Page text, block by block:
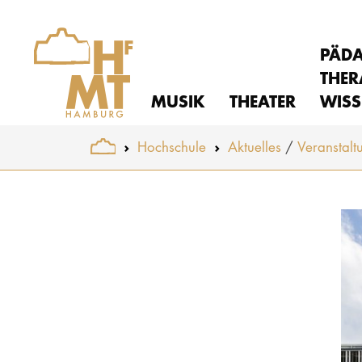
MUSIK THEATER
You are here:Hochschule Aktuelles